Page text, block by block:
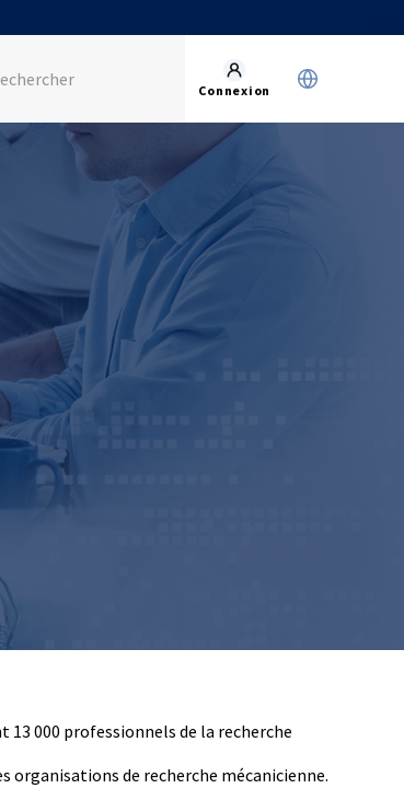
ACTUALITÉS
CETIM INFOS
VIDÉOS
IMPLANTATIONS
NOUS REJOINDRE
NOUS CONTACTER
Connexion
INTERNATIONAL
CETIM MATCOR (ASIE)
CETIM ALLEMAGNE
000 professionnels de la recherche
organisations de recherche mécanicienne.